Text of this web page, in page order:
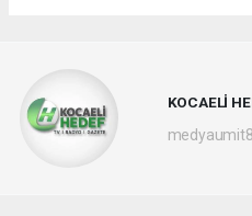
KOCAELİ